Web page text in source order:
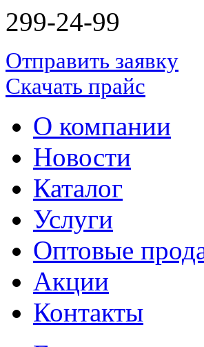
299-24-99
Отправить заявку
Скачать прайс
О компании
Новости
Каталог
Услуги
Оптовые
Акции
Контакты